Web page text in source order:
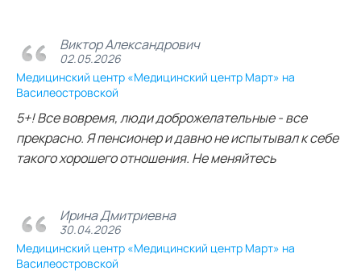
Виктор Александрович
02.05.2026
Медицинский центр «Медицинский центр Март» на
Василеостровской
5+! Все вовремя, люди доброжелательные - все
прекрасно. Я пенсионер и давно не испытывал к себе
такого хорошего отношения. Не меняйтесь
Ирина Дмитриевна
30.04.2026
Медицинский центр «Медицинский центр Март» на
Василеостровской